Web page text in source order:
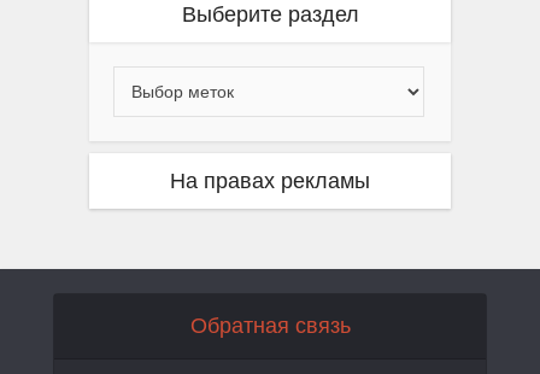
Выберите раздел
На правах рекламы
Обратная связь